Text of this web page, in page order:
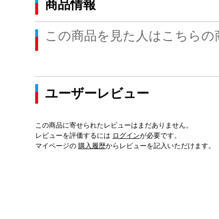
商品情報
この商品を見た人はこちら
ユーザーレビュー
この商品に寄せられたレビューはまだありません。
レビューを評価するには ログインが必要です。
マイページの 購入履歴からレビューを記入いただけます。